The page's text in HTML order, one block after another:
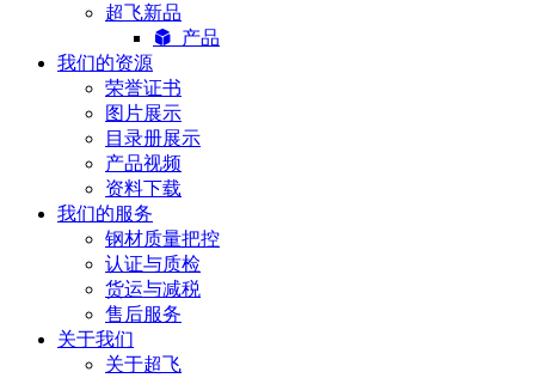
超飞新品
产品
我们的资源
荣誉证书
图片展示
目录册展示
产品视频
资料下载
我们的服务
钢材质量把控
认证与质检
货运与减税
售后服务
关于我们
关于超飞